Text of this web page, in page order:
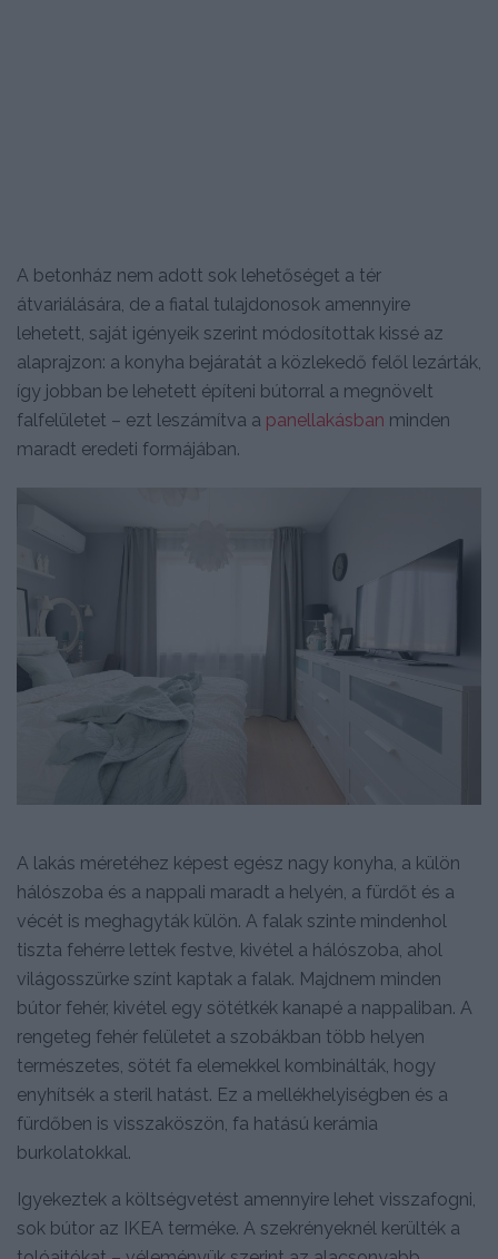
A betonház nem adott sok lehetőséget a tér
átvariálására, de a fiatal tulajdonosok amennyire
lehetett, saját igényeik szerint módosítottak kissé az
alaprajzon: a konyha bejáratát a közlekedő felől lezárták,
így jobban be lehetett építeni bútorral a megnövelt
falfelületet – ezt leszámítva a panellakásban minden
maradt eredeti formájában.
A lakás méretéhez képest egész nagy konyha, a külön
hálószoba és a nappali maradt a helyén, a fürdőt és a
vécét is meghagyták külön. A falak szinte mindenhol
tiszta fehérre lettek festve, kivétel a hálószoba, ahol
világosszürke színt kaptak a falak. Majdnem minden
bútor fehér, kivétel egy sötétkék kanapé a nappaliban. A
rengeteg fehér felületet a szobákban több helyen
természetes, sötét fa elemekkel kombinálták, hogy
enyhítsék a steril hatást. Ez a mellékhelyiségben és a
fürdőben is visszaköszön, fa hatású kerámia
burkolatokkal.
Igyekeztek a költségvetést amennyire lehet visszafogni,
sok bútor az IKEA terméke. A szekrényeknél kerülték a